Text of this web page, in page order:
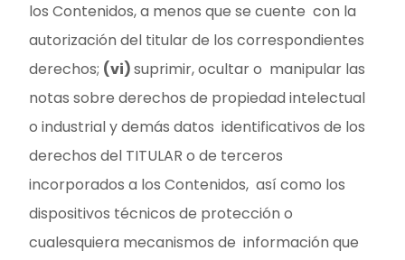
los Contenidos, a menos que se cuente con la
autorización del titular de los correspondientes
derechos; (vi)suprimir, ocultar o manipular las
notas sobre derechos de propiedad intelectual
o industrial y demás datos identificativos de los
derechos del TITULAR o de terceros
incorporados a los Contenidos, así como los
dispositivos técnicos de protección o
cualesquiera mecanismos de información que